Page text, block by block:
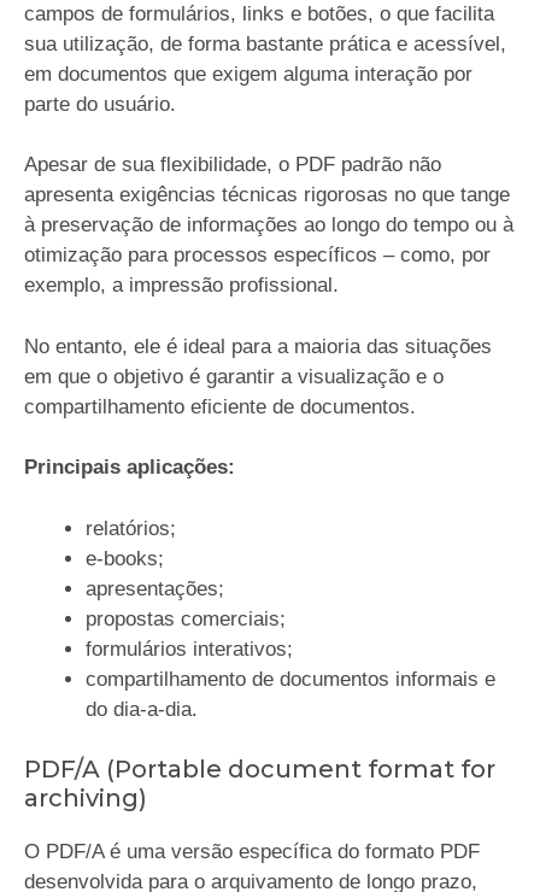
campos de formulários, links e botões, o que facilita
sua utilização, de forma bastante prática e acessível,
em documentos que exigem alguma interação por
parte do usuário.
Apesar de sua flexibilidade, o PDF padrão não
apresenta exigências técnicas rigorosas no que tange
à preservação de informações ao longo do tempo ou à
otimização para processos específicos – como, por
exemplo, a impressão profissional.
No entanto, ele é ideal para a maioria das situações
em que o objetivo é garantir a visualização e o
compartilhamento eficiente de documentos.
Principais aplicações:
relatórios;
e-books;
apresentações;
propostas comerciais;
formulários interativos;
compartilhamento de documentos informais e
do dia-a-dia.
PDF/A (Portable document format for
archiving)
O PDF/A é uma versão específica do formato PDF
desenvolvida para o arquivamento de longo prazo,